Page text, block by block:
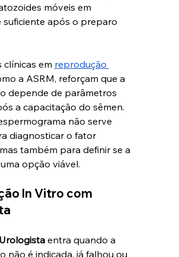
móveis em
suficiente após o preparo
clínicas em reprodução
a ASRM, reforçam que a
depende de parâmetros
a capacitação do sêmen.
não serve
diagnosticar o fator
também para definir se a
opção viável.
In Vitro com
entra quando a
não é indicada, já falhou ou